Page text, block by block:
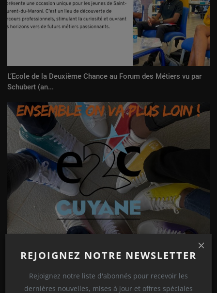
REJOIGNEZ NOTRE NEWSLETTER
Rejoignez notre liste d'abonnés pour recevoir les
dernières nouvelles, mises à jour et offres spéciales
L’Ecole de la Deuxième Chance au Forum des Métiers vu par
Schubert (an...
COMMENTAIRES